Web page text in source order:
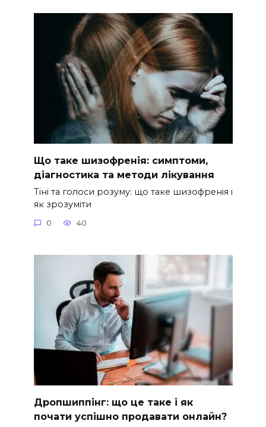
Що таке шизофренія: симптоми,
діагностика та методи лікування
Тіні та голоси розуму: що таке шизофренія і
як зрозуміти
0 40
Дропшиппінг: що це таке і як
почати успішно продавати онлайн?